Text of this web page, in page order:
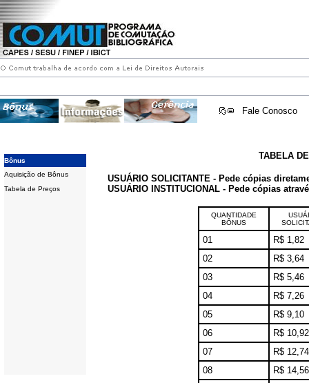
Fale Conosco
Bônus
Aquisição de Bônus
Tabela de Preços
TABELA
USUÁRIO SOLICITANTE - Pede cópias
USUÁRIO INSTITUCIONAL - Pede cópias
QUANTIDADE
BÔNUS
01
R$ 1,82
02
R$ 3,64
03
R$ 5,46
04
R$ 7,26
05
R$ 9,10
06
R$ 10,92
07
R$ 12,74
08
R$ 14,56